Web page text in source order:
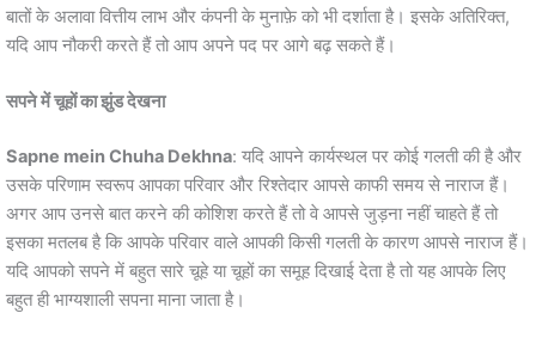
बातों के अलावा वित्तीय लाभ और कंपनी के मुनाफ़े को भी दर्शाता है। इसके अतिरिक्त,
यदि आप नौकरी करते हैं तो आप अपने पद पर आगे बढ़ सकते हैं।
सपने में चूहों का झुंड देखना
Sapne mein Chuha Dekhna: यदि आपने कार्यस्थल पर कोई गलती की है और
उसके परिणाम स्वरूप आपका परिवार और रिश्तेदार आपसे काफी समय से नाराज हैं।
अगर आप उनसे बात करने की कोशिश करते हैं तो वे आपसे जुड़ना नहीं चाहते हैं तो
इसका मतलब है कि आपके परिवार वाले आपकी किसी गलती के कारण आपसे नाराज हैं।
यदि आपको सपने में बहुत सारे चूहे या चूहों का समूह दिखाई देता है तो यह आपके लिए
बहुत ही भाग्यशाली सपना माना जाता है।